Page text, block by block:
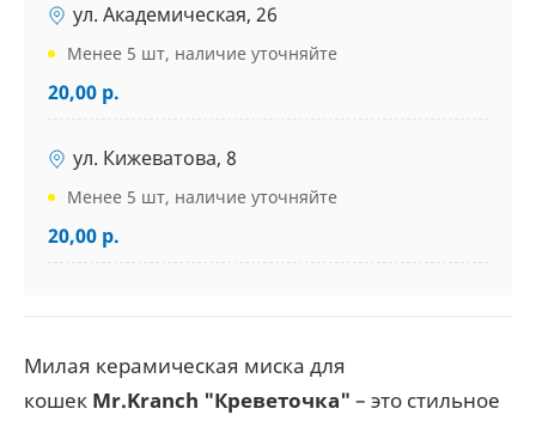
ул. Академическая, 26
Менее 5 шт, наличие уточняйте
20,00 р.
ул. Кижеватова, 8
Менее 5 шт, наличие уточняйте
20,00 р.
Милая керамическая миска для
кошек Mr.Kranch "Креветочка" – это стильное